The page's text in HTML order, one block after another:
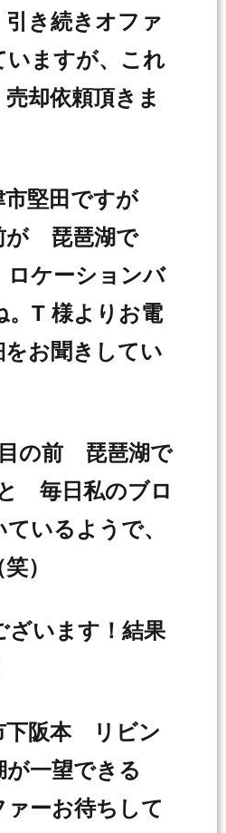
引き続きオファ
いますが、これ
却依頼頂きま
市堅田ですが
が 琵琶湖で
ロケーションバ
。T 様よりお電
お聞きしてい
の前 琵琶湖で
毎日私のブロ
いるようで、
）
ざいます！結果
下阪本 リビン
一望できる
ーお待ちして